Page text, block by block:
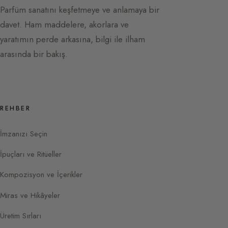
Parfüm sanatını keşfetmeye ve anlamaya bir
davet. Ham maddelere, akorlara ve
yaratımın perde arkasına, bilgi ile ilham
arasında bir bakış.
REHBER
İmzanızı Seçin
İpuçları ve Ritüeller
Kompozisyon ve İçerikler
Miras ve Hikâyeler
Üretim Sırları